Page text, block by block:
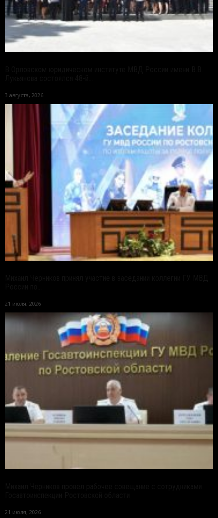
3 августа, 2026
21 июля, 2026
21 июля, 2026